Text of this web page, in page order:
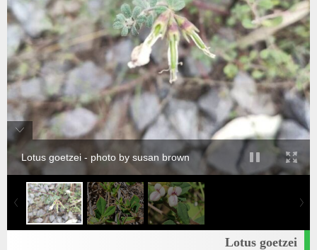
Lotus goetzei - photo by susan brown
Lotus goetzei